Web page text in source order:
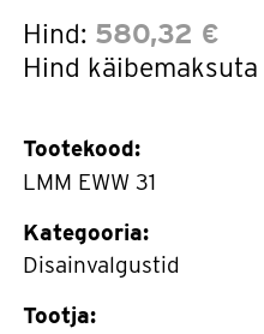
Hind: 580,32 €
Hind käibemaksuta
Tootekood:
LMM EWW 31
Kategooria:
Disainvalgustid
Tootja: